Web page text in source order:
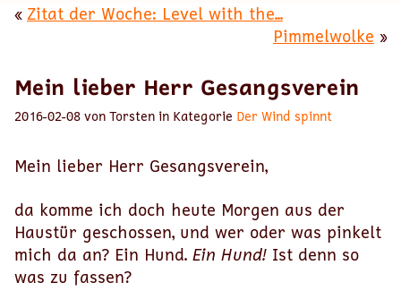
« Zitat der Woche: Level with the...
Pimmelwolke »
Mein lieber Herr Gesangsverein
2016-02-08 von Torsten in Kategorie Der Wind spinnt
Mein lieber Herr Gesangsverein,
da komme ich doch heute Morgen aus der
Haustür geschossen, und wer oder was pinkelt
mich da an? Ein Hund. Ein Hund! Ist denn so
was zu fassen?